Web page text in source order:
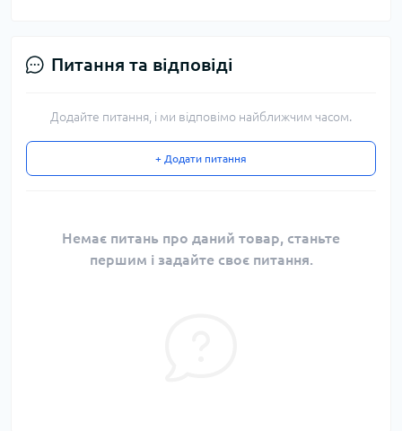
Питання та відповіді
Додайте питання, і ми відповімо найближчим часом.
+ Додати питання
Немає питань про даний товар, станьте
першим і задайте своє питання.